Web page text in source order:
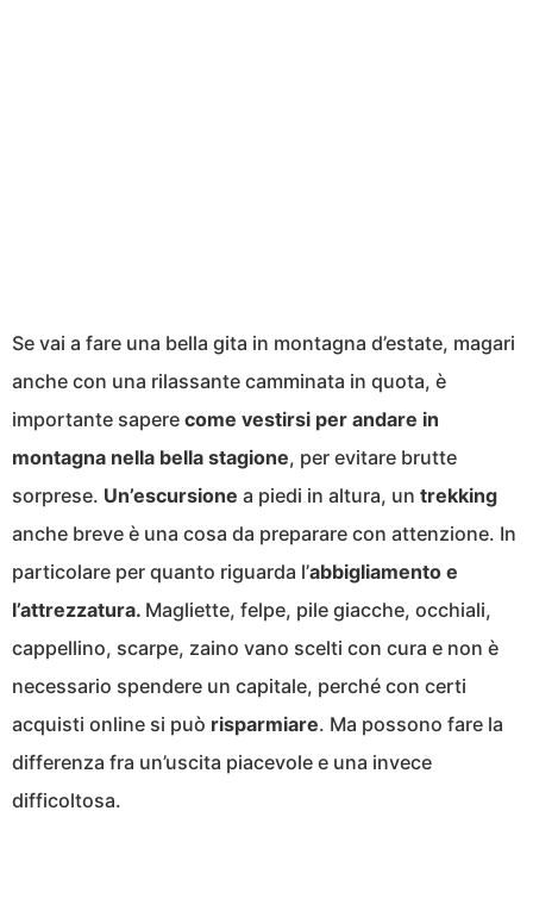
Se vai a fare una bella gita in montagna d’estate, magari
anche con una rilassante camminata in quota, è
importante sapere come vestirsi per andare in
montagna nella bella stagione, per evitare brutte
sorprese. Un’escursione a piedi in altura, un trekking
anche breve è una cosa da preparare con attenzione. In
particolare per quanto riguarda l’abbigliamento e
l’attrezzatura. Magliette, felpe, pile giacche, occhiali,
cappellino, scarpe, zaino vano scelti con cura e non è
necessario spendere un capitale, perché con certi
acquisti online si può risparmiare. Ma possono fare la
differenza fra un’uscita piacevole e una invece
difficoltosa.